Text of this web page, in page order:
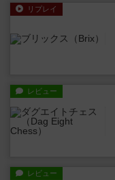
リプレイ
レビュー
レビュー